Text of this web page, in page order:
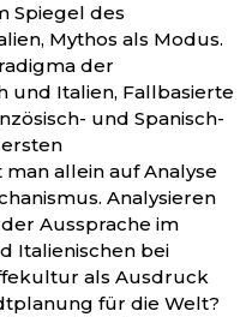
Spiegel des
Mythos als Modus.
der
und Italien, Fallbasierte
und Spanisch-
allein auf Analyse
Analysieren
Aussprache im
Italienischen bei
als Ausdruck
für die Welt?